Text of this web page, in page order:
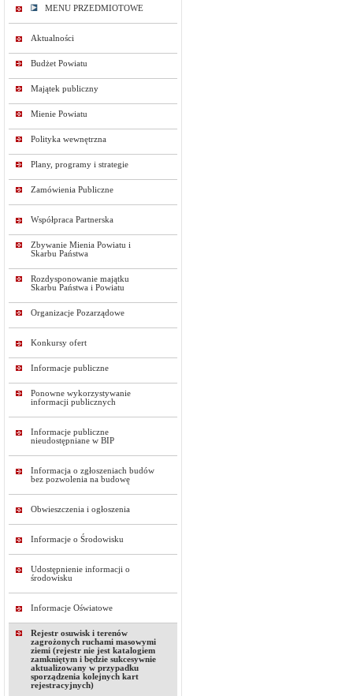
MENU PRZEDMIOTOWE
Aktualności
Budżet Powiatu
Majątek publiczny
Mienie Powiatu
Polityka wewnętrzna
Plany, programy i strategie
Zamówienia Publiczne
Współpraca Partnerska
Zbywanie Mienia Powiatu i
Skarbu Państwa
Rozdysponowanie majątku
Skarbu Państwa i Powiatu
Organizacje Pozarządowe
Konkursy ofert
Informacje publiczne
Ponowne wykorzystywanie
informacji publicznych
Informacje publiczne
nieudostępniane w BIP
Informacja o zgłoszeniach budów
bez pozwolenia na budowę
Obwieszczenia i ogłoszenia
Informacje o Środowisku
Udostępnienie informacji o
środowisku
Informacje Oświatowe
Rejestr osuwisk i terenów
zagrożonych ruchami masowymi
ziemi (rejestr nie jest katalogiem
zamkniętym i będzie sukcesywnie
aktualizowany w przypadku
sporządzenia kolejnych kart
rejestracyjnych)